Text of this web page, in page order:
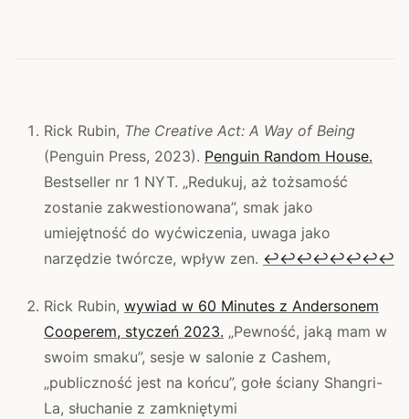
Rick Rubin, The Creative Act: A Way of Being
(Penguin Press, 2023). Penguin Random House.
Bestseller nr 1 NYT. „Redukuj, aż tożsamość
zostanie zakwestionowana”, smak jako
umiejętność do wyćwiczenia, uwaga jako
narzędzie twórcze, wpływ zen. ↩↩↩↩↩↩↩↩
Rick Rubin, wywiad w 60 Minutes z Andersonem
Cooperem, styczeń 2023. „Pewność, jaką mam w
swoim smaku”, sesje w salonie z Cashem,
„publiczność jest na końcu”, gołe ściany Shangri-
La, słuchanie z zamkniętymi